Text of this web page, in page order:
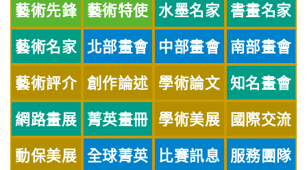
藝術先鋒 藝術特使 水墨名家 書畫名家
藝術名家 北部畫會 中部畫會 南部畫會
藝術評介 創作論述 學術論文 知名畫會
網路畫展 菁英畫冊 學術美展 國際交流
動保美展 全球菁英 比賽訊息 服務團隊